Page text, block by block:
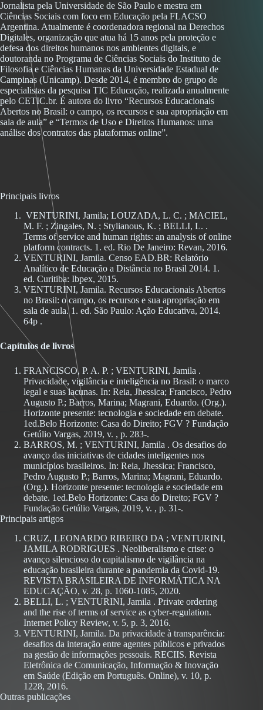
Jornalista pela Universidade de São Paulo e mestra em
Ciências Sociais com foco em Educação pela FLACSO
Argentina. Atualmente é coordenadora regional na Derechos
Digitales, organização que atua há 15 anos pela proteção e
defesa dos direitos humanos nos ambientes digitais, e
doutoranda no Programa de Ciências Sociais do Instituto de
Filosofia e Ciências Humanas da Universidade Estadual de
Campinas (Unicamp). Desde 2014, é membro do grupo de
especialistas da pesquisa TIC Educação, realizada anualmente
pelo CETIC.br. É autora do livro “Recursos Educacionais
Abertos no Brasil: o campo, os recursos e sua apropriação em
sala de aula” e “Termos de Uso e Direitos Humanos: uma
análise dos contratos das plataformas online”.
Principais livros
VENTURINI, Jamila; LOUZADA, L. C. ; MACIEL,
M. F. ; Zingales, N. ; Stylianous, K. ; BELLI, L. .
Terms of service and human rights: an analysis of online
platform contracts. 1. ed. Rio De Janeiro: Revan, 2016.
VENTURINI, Jamila. Censo EAD.BR: Relatório
Analítico de Educação a Distância no Brasil 2014. 1.
ed. Curitiba: Ibpex, 2015.
VENTURINI, Jamila. Recursos Educacionais Abertos
no Brasil: o campo, os recursos e sua apropriação em
sala de aula. 1. ed. São Paulo: Ação Educativa, 2014.
64p .
Capítulos de livros
FRANCISCO, P. A. P. ; VENTURINI, Jamila .
Privacidade, vigilância e inteligência no Brasil: o marco
legal e suas lacunas. In: Reia, Jhessica; Francisco, Pedro
Augusto P.; Barros, Marina; Magrani, Eduardo. (Org.).
Horizonte presente: tecnologia e sociedade em debate.
1ed.Belo Horizonte: Casa do Direito; FGV ? Fundação
Getúlio Vargas, 2019, v. , p. 283-.
BARROS, M. ; VENTURINI, Jamila . Os desafios do
avanço das iniciativas de cidades inteligentes nos
municípios brasileiros. In: Reia, Jhessica; Francisco,
Pedro Augusto P.; Barros, Marina; Magrani, Eduardo.
(Org.). Horizonte presente: tecnologia e sociedade em
debate. 1ed.Belo Horizonte: Casa do Direito; FGV ?
Fundação Getúlio Vargas, 2019, v. , p. 31-.
Principais artigos
CRUZ, LEONARDO RIBEIRO DA ; VENTURINI,
JAMILA RODRIGUES . Neoliberalismo e crise: o
avanço silencioso do capitalismo de vigilância na
educação brasileira durante a pandemia da Covid-19.
REVISTA BRASILEIRA DE INFORMÁTICA NA
EDUCAÇÃO, v. 28, p. 1060-1085, 2020.
BELLI, L. ; VENTURINI, Jamila . Private ordering
and the rise of terms of service as cyber-regulation.
Internet Policy Review, v. 5, p. 3, 2016.
VENTURINI, Jamila. Da privacidade à transparência:
desafios da interação entre agentes públicos e privados
na gestão de informações pessoais. RECIIS. Revista
Eletrônica de Comunicação, Informação & Inovação
em Saúde (Edição em Português. Online), v. 10, p.
1228, 2016.
Outras publicações